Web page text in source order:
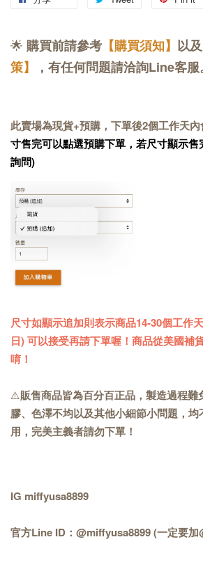
🌟 購買前請參考 【購買須知】 以及
策】
，有任何問題請洽詢Line客服
此賣場為現貨+預購，下單後2個工作天內
寸售完可以點選預購下單，若尺寸顯示
詢問)
尺寸如顯示追加則表示商品14-30個工作
日) 可以接受再請下單喔！商品從美國補
唷！
⚠️販售商品皆為百分百正品，製造過程難
膠、色澤不均以及其他小細節小問題，
用，完美主義者請勿下單！
IG miffyusa8899
官方Line ID：@miffyusa8899 (一定要加